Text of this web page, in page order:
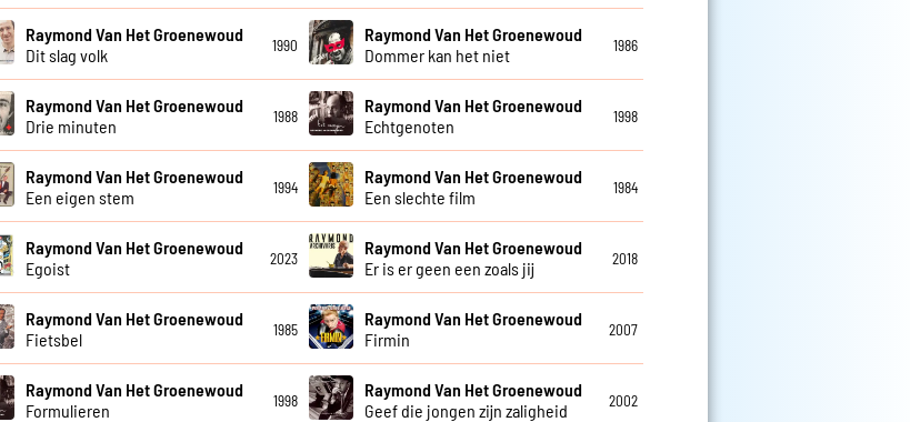
Raymond Van Het Groenewoud
Dit slag volk
1990
Raymond Van Het Groenewoud
Dommer kan het niet
1986
Raymond Van Het Groenewoud
Drie minuten
1988
Raymond Van Het Groenewoud
Echtgenoten
1998
Raymond Van Het Groenewoud
Een eigen stem
1994
Raymond Van Het Groenewoud
Een slechte film
1984
Raymond Van Het Groenewoud
Egoist
2023
Raymond Van Het Groenewoud
Er is er geen een zoals jij
2018
Raymond Van Het Groenewoud
Fietsbel
1985
Raymond Van Het Groenewoud
Firmin
2007
Raymond Van Het Groenewoud
Formulieren
1998
Raymond Van Het Groenewoud
Geef die jongen zijn zaligheid
2002